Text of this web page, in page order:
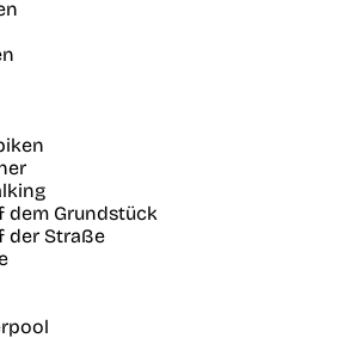
dem Grundstück
der Straße